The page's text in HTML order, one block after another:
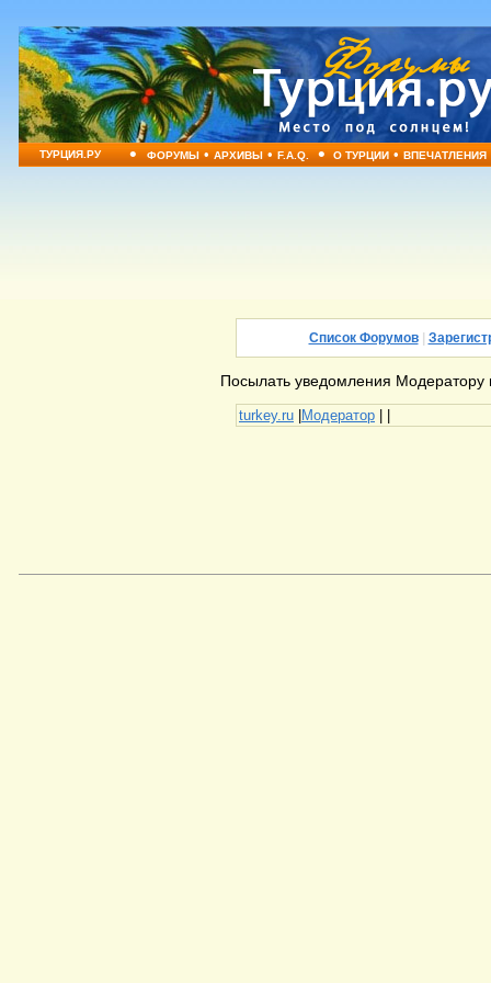
ТУРЦИЯ.РУ • ФОРУМЫ•АРХИВЫ•F.A.Q. • О ТУРЦИИ•ВПЕЧАТЛЕНИЯ
Список Форумов|
Посылать уведомления Модератору
turkey.ru Модератор